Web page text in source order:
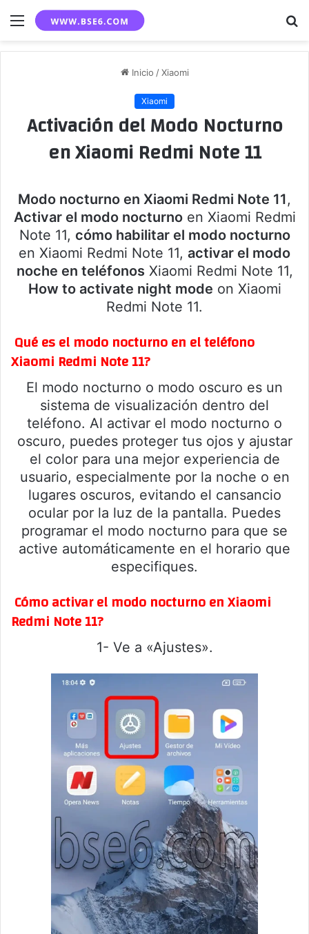
Menú
Inicio / Xiaomi
Xiaomi
Activación del Modo Nocturno
en Xiaomi Redmi Note 11
Modo nocturno en Xiaomi Redmi Note 11,
Activar el modo nocturnoen Xiaomi Redmi
Note 11, cómo habilitar el modo nocturno
en Xiaomi Redmi Note 11, activar el modo
noche en teléfonos Xiaomi Redmi Note 11,
How to activate night mode on Xiaomi
Redmi Note 11.
Qué es el modo nocturno en el teléfono
Xiaomi Redmi Note 11?
El modo nocturno o modo oscuro es un
sistema de visualización dentro del
teléfono. Al activar el modo nocturno o
oscuro, puedes proteger tus ojos y ajustar
el color para una mejor experiencia de
usuario, especialmente por la noche o en
lugares oscuros, evitando el cansancio
ocular por la luz de la pantalla. Puedes
programar el modo nocturno para que se
active automáticamente en el horario que
especifiques.
Cómo activar el modo nocturno en Xiaomi
Redmi Note 11?
1- Ve a «Ajustes».